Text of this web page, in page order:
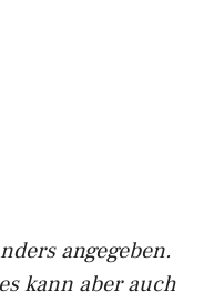
angegeben.
kann aber auch